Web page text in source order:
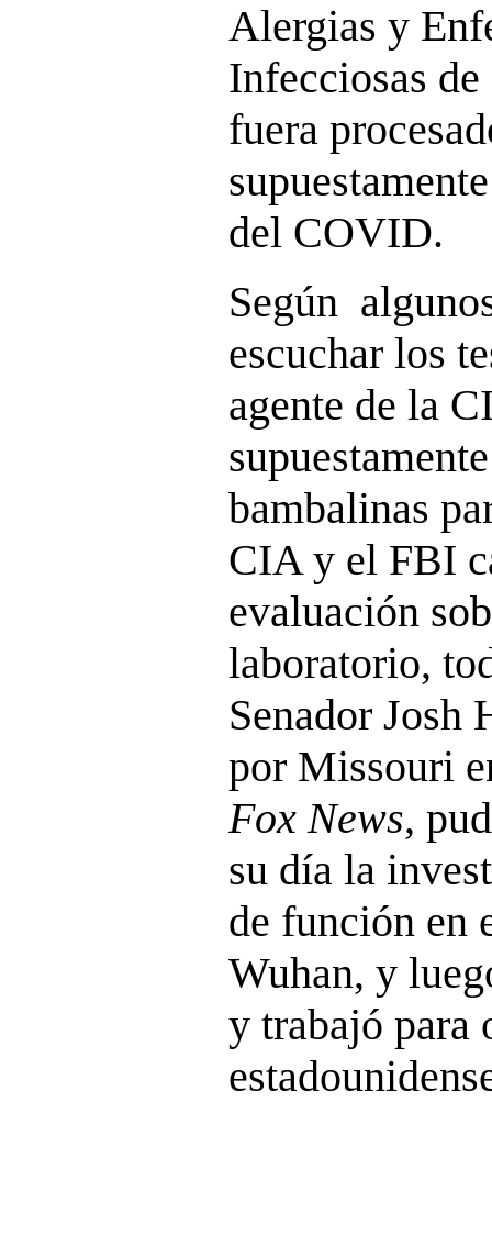
Alergias y
Infecciosas
fuera
del COVID.
Según
escuchar los
agente de la
bambalinas
CIA y el FBI
evaluación
laboratorio,
Senador Josh
por Missouri
Fox News,
su día la
de función en
Wuhan, y
y trabajó para